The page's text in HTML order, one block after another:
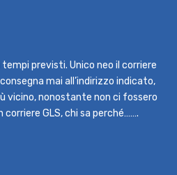
previsti. Unico neo il corriere
mai all’indirizzo indicato,
vicino, nonostante non ci fossero
GLS, chi sa perché…….